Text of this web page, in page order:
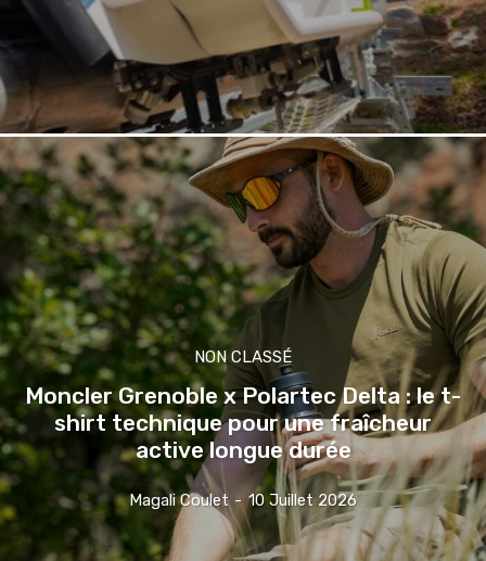
NON CLASSÉ
Moncler Grenoble x Polartec Delta : le t-
shirt technique pour une fraîcheur
active longue durée
Magali Coulet - 10 Juillet 2026